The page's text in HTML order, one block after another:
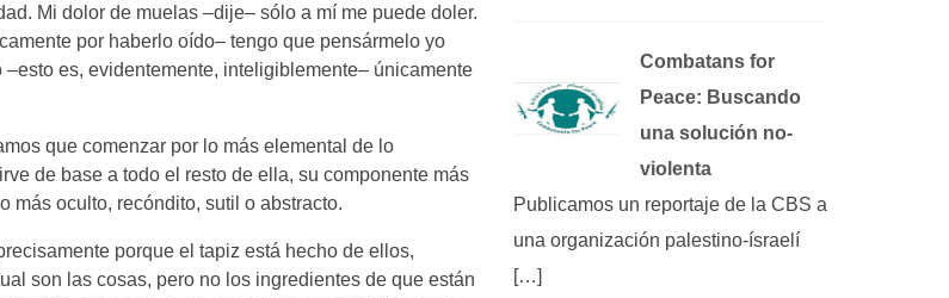
Mi dolor de muelas –dije– sólo a mí me puede doler.
por haberlo oído– tengo que pensármelo yo
es, evidentemente, inteligiblemente– únicamente
que comenzar por lo más elemental de lo
de base a todo el resto de ella, su componente más
más oculto, recóndito, sutil o abstracto.
porque el tapiz está hecho de ellos,
son las cosas, pero no los ingredientes de que están
Combatans for
Peace: Buscando
una solución no-
violenta
Publicamos un reportaje de la CBS a
una organización palestino-ísraelí
[…]